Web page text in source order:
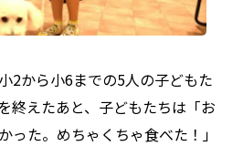
2から小6までの5人の子どもた
終えたあと、子どもたちは「お
った。めちゃくちゃ食べた！」